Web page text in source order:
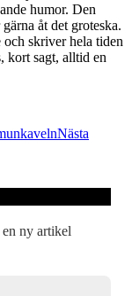
humor. Den
åt det groteska.
skriver hela tiden
kort sagt, alltid en
Nästa
ny artikel